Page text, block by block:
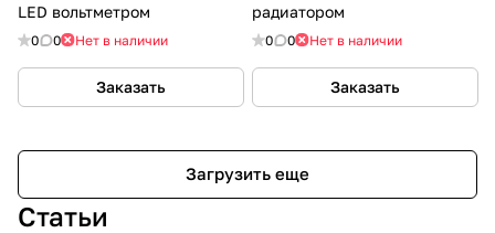
LED вольтметром
0 0 Нет в наличии
Заказать
радиатором
0 0 Нет в наличии
Заказать
Загрузить еще
Статьи